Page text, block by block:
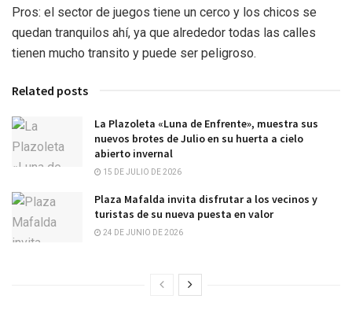
Pros: el sector de juegos tiene un cerco y los chicos se
quedan tranquilos ahí, ya que alrededor todas las calles
tienen mucho transito y puede ser peligroso.
Related posts
La Plazoleta «Luna de Enfrente», muestra sus
nuevos brotes de Julio en su huerta a cielo
abierto invernal
15 DE JULIO DE 2026
Plaza Mafalda invita disfrutar a los vecinos y
turistas de su nueva puesta en valor
24 DE JUNIO DE 2026